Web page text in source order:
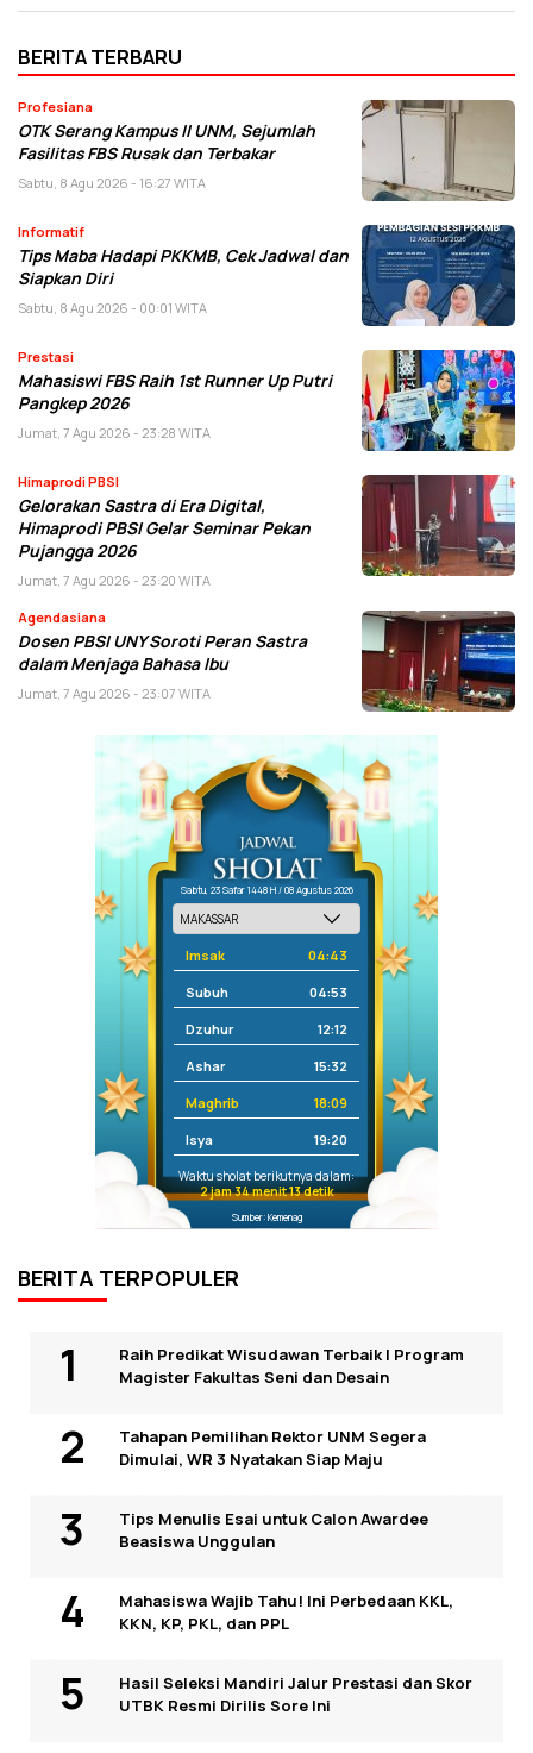
BERITA TERBARU
Profesiana
OTK Serang Kampus II UNM, Sejumlah
Fasilitas FBS Rusak dan Terbakar
Sabtu, 8 Agu 2026 - 16:27 WITA
Informatif
Tips Maba Hadapi PKKMB, Cek Jadwal dan
Siapkan Diri
Sabtu, 8 Agu 2026 - 00:01 WITA
Prestasi
Mahasiswi FBS Raih 1st Runner Up Putri
Pangkep 2026
Jumat, 7 Agu 2026 - 23:28 WITA
Himaprodi PBSI
Gelorakan Sastra di Era Digital,
Himaprodi PBSI Gelar Seminar Pekan
Pujangga 2026
Jumat, 7 Agu 2026 - 23:20 WITA
Agendasiana
Dosen PBSI UNY Soroti Peran Sastra
dalam Menjaga Bahasa Ibu
Jumat, 7 Agu 2026 - 23:07 WITA
Sabtu, 23 Safar 1448 H / 08 Agustus 2026
Imsak 04:43
Subuh 04:53
Dzuhur 12:12
Ashar 15:32
Maghrib 18:09
Isya 19:20
Waktu sholat berikutnya dalam:
2 jam 34 menit 13 detik
Sumber: Kemenag
BERITA TERPOPULER
Raih Predikat Wisudawan Terbaik I Program
Magister Fakultas Seni dan Desain
Tahapan Pemilihan Rektor UNM Segera
Dimulai, WR 3 Nyatakan Siap Maju
Tips Menulis Esai untuk Calon Awardee
Beasiswa Unggulan
Mahasiswa Wajib Tahu! Ini Perbedaan KKL,
KKN, KP, PKL, dan PPL
Hasil Seleksi Mandiri Jalur Prestasi dan Skor
UTBK Resmi Dirilis Sore Ini